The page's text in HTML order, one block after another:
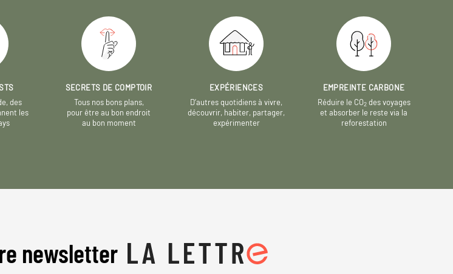
des
les
SECRETS DE COMPTOIR
Tous nos bons plans,
pour être au bon endroit
au bon moment
EXPÉRIENCES
D’autres quotidiens à vivre,
découvrir, habiter, partager,
expérimenter
EMPREINTE CARBONE
Réduire le CO2des voyages
et absorber le reste via la
reforestation
newsletter